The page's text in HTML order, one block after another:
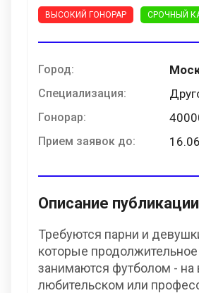
ВЫСОКИЙ ГОНОРАР СРОЧНЫЙ
Город:
Специализация:
Гонорар:
Прием заявок до:
Описание публикации
Требуются парни и
которые
занимаются футболом -
любительском или